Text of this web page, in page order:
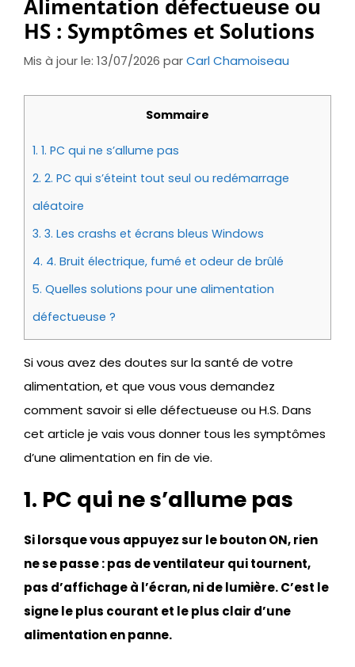
Alimentation défectueuse ou
HS : Symptômes et Solutions
Mis à jour le: 13/07/2026 parCarl Chamoiseau
Sommaire
1. 1. PC qui ne s’allume pas
2. 2. PC qui s’éteint tout seul ou redémarrage
aléatoire
3. 3. Les crashs et écrans bleus Windows
4. 4. Bruit électrique, fumé et odeur de brûlé
5. Quelles solutions pour une alimentation
défectueuse ?
Si vous avez des doutes sur la santé de votre
alimentation, et que vous vous demandez
comment savoir si elle défectueuse ou H.S. Dans
cet article je vais vous donner tous les symptômes
d’une alimentation en fin de vie.
1. PC qui ne s’allume pas
Si lorsque vous appuyez sur le bouton ON, rien
ne se passe : pas de ventilateur qui tournent,
pas d’affichage à l’écran, ni de lumière. C’est le
signe le plus courant et le plus clair d’une
alimentation en panne.